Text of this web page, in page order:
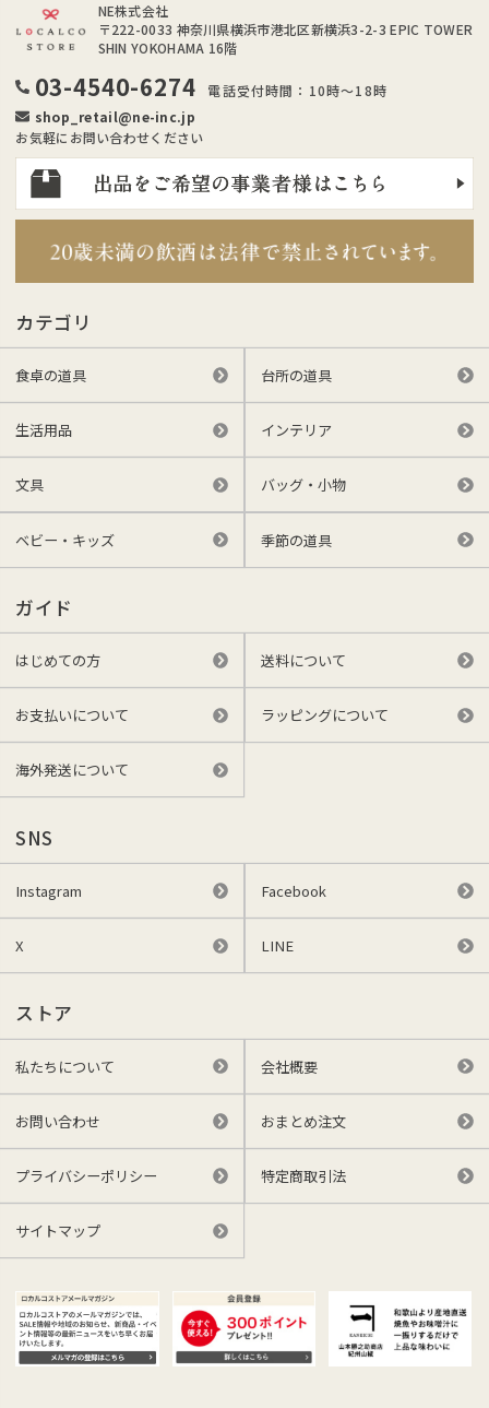
NE株式会社
〒222-0033 神奈川県横浜市港北区新横浜3-2-3 EPIC TOWER
SHIN YOKOHAMA 16階
03-4540-6274
電話受付時間：10時～18時
shop_retail@ne-inc.jp
お気軽にお問い合わせください
カテゴリ
食卓の道具 台所の道具
生活用品 インテリア
文具 バッグ・小物
ベビー・キッズ 季節の道具
ガイド
はじめての方 送料について
お支払いについて ラッピングについて
海外発送について
SNS
Instagram Facebook
X LINE
ストア
私たちについて 会社概要
お問い合わせ おまとめ注文
プライバシーポリシー 特定商取引法
サイトマップ